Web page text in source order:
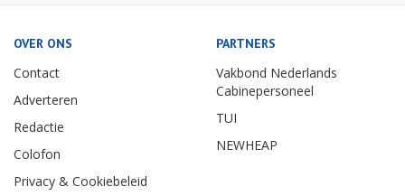
OVER ONS
Contact
Adverteren
Redactie
Colofon
Privacy & Cookiebeleid
PARTNERS
Vakbond Nederlands
Cabinepersoneel
TUI
NEWHEAP